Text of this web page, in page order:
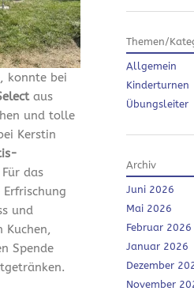
konnte bei
aus
und tolle
Kerstin
das
und
Kuchen,
Spende
Themen/
Allgemein
Kinderturnen
Übungsleiter
Archiv
Juni 2026
Mai 2026
Februar 2026
Januar 2026
Dezember
November